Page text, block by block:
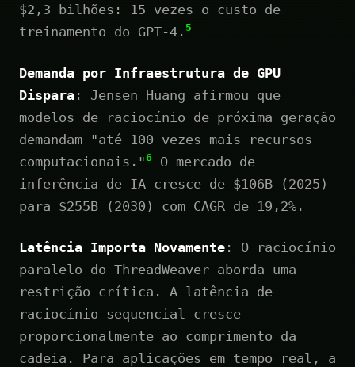
$2,3 bilhões: 15 vezes o custo de
treinamento do GPT-4. 5
Demanda por Infraestrutura de GPU
Dispara : Jensen Huang afirmou que
modelos de raciocínio de próxima geração
demandam "até 100 vezes mais recursos
computacionais."6
O mercado de
inferência de IA cresce de $106B (2025)
para $255B (2030) com CAGR de 19,2%.
Latência Importa Novamente : O raciocínio
paralelo do ThreadWeaver aborda uma
restrição crítica. A latência de
raciocínio sequencial cresce
proporcionalmente ao comprimento da
cadeia. Para aplicações em tempo real, a